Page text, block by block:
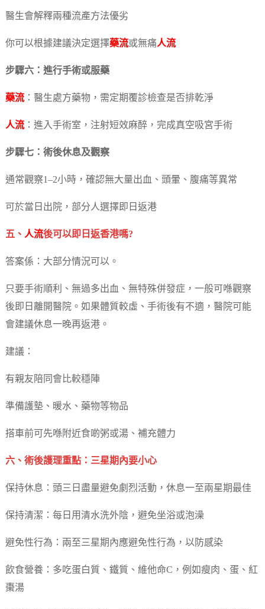
醫生會解釋兩種流產方法優劣
你可以根據建議決定選擇藥流或無痛人流
步驟六：進行手術或服藥
藥流：醫生處方藥物，需定期覆診檢查是否排乾淨
人流：進入手術室，注射短效麻醉，完成真空吸宮手術
步驟七：術後休息及觀察
通常觀察1–2小時，確認無大量出血、頭暈、腹痛等異常
可於當日出院，部分人選擇即日返港
五、 人流後可以即日返香港嗎?
答案係：大部分情況可以。
只要手術順利、無過多出血、無特殊併發症，一般可喺觀察
後即日離開醫院。如果體質較虛、手術後有不適，醫院可能
會建議休息一晚再返港。
建議：
有親友陪同會比較穩陣
準備護墊、暖水、藥物等物品
搭車前可先喺附近食啲粥或湯、補充體力
六、術後護理重點：三星期內要小心
保持休息：頭三日盡量避免劇烈活動，休息一至兩星期最佳
保持清潔：每日用清水洗外陰，避免坐浴或泡澡
避免性行為：兩至三星期內應避免性行為，以防感染
飲食營養：多吃蛋白質、鐵質、維他命C，例如瘦肉、蛋、紅
棗湯